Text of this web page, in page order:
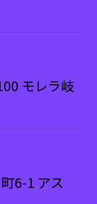
モレラ岐
6-1 アス